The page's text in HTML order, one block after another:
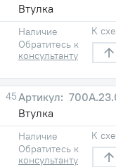
Втулка
Наличие
Обратитесь к
консультанту
К
45
Втулка
Наличие
Обратитесь к
консультанту
К